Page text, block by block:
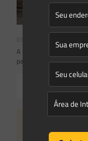
A inclusão de imóvel
para impor restrições
Read more